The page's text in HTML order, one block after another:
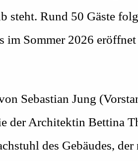
steht. Rund 50 Gäste
im Sommer 2026
Sebastian Jung
der Architektin Bettina
des Gebäudes, der